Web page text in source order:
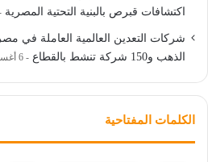
اكتشافات قبرص بالبنية التحتية المصرية
الذهب و150 شركة تنشط بالقطاع
6 أغسطس، 2026
الكلمات المفتاحية